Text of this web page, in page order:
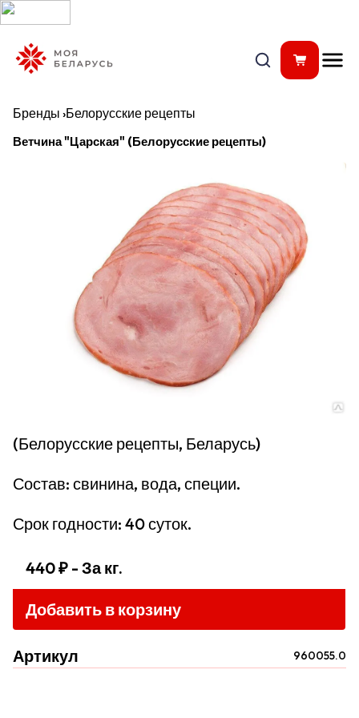
Бренды ›Белорусские рецепты
Ветчина "Царская" (Белорусские рецепты)
(Белорусские рецепты, Беларусь)
Состав: свинина, вода, специи.
Срок годности: 40 суток.
440 ₽ - За кг.
Добавить в корзину
Артикул 960055.0